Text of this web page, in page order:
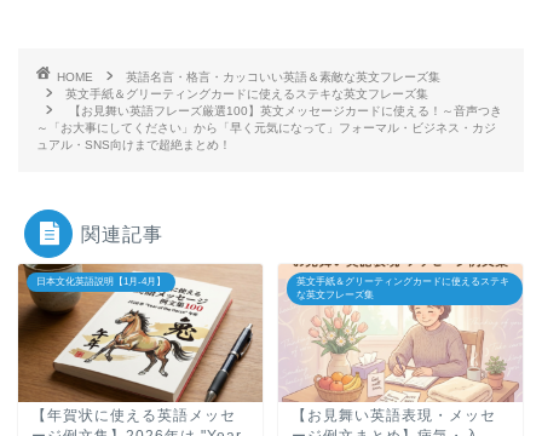
HOME
英語名言・格言・カッコいい英語＆素敵な英文フレーズ集
英文手紙＆グリーティングカードに使えるステキな英文フレーズ集
【お見舞い英語フレーズ厳選100】英文メッセージカードに使える！～音声つき
～「お大事にしてください」から「早く元気になって」フォーマル・ビジネス・カジ
ュアル・SNS向けまで超絶まとめ！
関連記事
日本文化英語説明【1月-4月】
【年賀状に使える英語メッセ
英文手紙＆グリーティングカードに使えるステキ
な英文フレーズ集
【お見舞い英語表現・メッセ